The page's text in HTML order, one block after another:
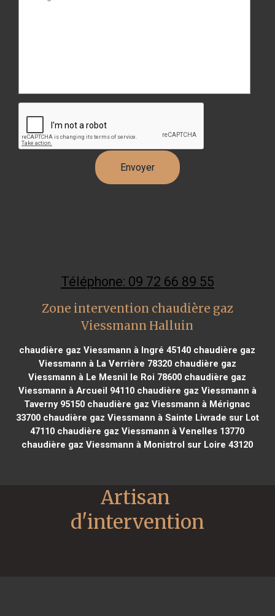
Téléphone: 09 72 66 89 55
Zone intervention chaudière gaz
Viessmann Halluin
chaudière gaz Viessmann à Ingré 45140 chaudière gaz
Viessmann à La Verrière 78320chaudière gaz
Viessmann à Le Mesnil le Roi 78600 chaudière gaz
Viessmann à Arcueil 94110chaudière gaz Viessmann à
Taverny 95150 chaudière gaz Viessmann à Mérignac
33700chaudière gaz Viessmann à Sainte Livrade sur Lot
47110 chaudière gaz Viessmann à Venelles 13770
chaudière gaz Viessmann à Monistrol sur Loire 43120
Artisan
d'intervention